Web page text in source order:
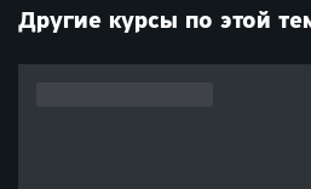
Другие курсы по этой